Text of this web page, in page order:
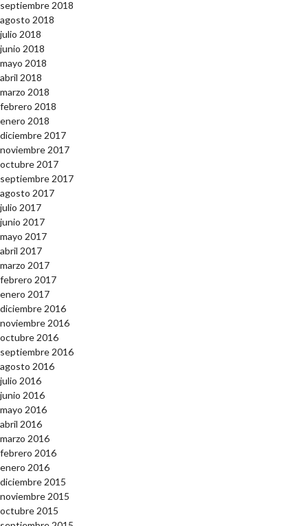
septiembre 2018
agosto 2018
julio 2018
junio 2018
mayo 2018
abril 2018
marzo 2018
febrero 2018
enero 2018
diciembre 2017
noviembre 2017
octubre 2017
septiembre 2017
agosto 2017
julio 2017
junio 2017
mayo 2017
abril 2017
marzo 2017
febrero 2017
enero 2017
diciembre 2016
noviembre 2016
octubre 2016
septiembre 2016
agosto 2016
julio 2016
junio 2016
mayo 2016
abril 2016
marzo 2016
febrero 2016
enero 2016
diciembre 2015
noviembre 2015
octubre 2015